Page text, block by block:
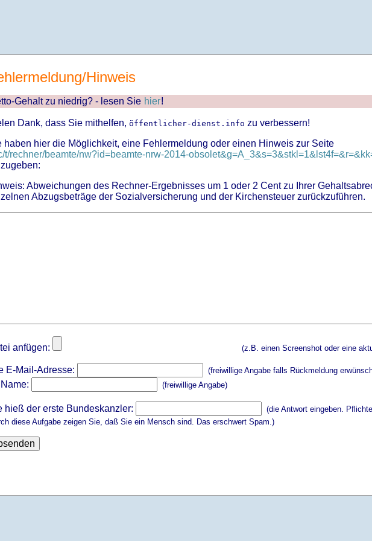
Hinweis
Gehalt zu niedrig? - lesen Sie hier!
Dank, dass Sie mithelfen, öffentlicher-dienst.info zu verbessern!
haben hier die Möglichkeit, eine Fehlermeldung oder einen Hinweis zur Seite
t/rechner/beamte/nw?id=beamte-nrw-2014-
Abweichungen des Rechner-Ergebnisses um 1 oder 2 Cent zu Ihrer
Abzugsbeträge der Sozialversicherung und der Kirchensteuer zurückzuführen.
anfügen: (z.B. einen Screenshot oder eine
E-Mail-Adresse: (freiwillige Angabe falls Rückmeldung
Name: (freiwillige Angabe)
hieß der erste Bundeskanzler:
(die Antwort eingeben.
diese Aufgabe zeigen Sie, daß Sie ein Mensch sind. Das erschwert Spam.)